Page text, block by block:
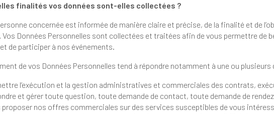
finalités vos données sont-elles collectées ?
concernée est informée de manière claire et précise, de la finalité et de l’objectif recherché par la collecte et le Traitement de ses
sont collectées et traitées afin de vous permettre de bénéficier de nos offres de services, d’exécuter nos
contrats et de participer à nos événements.
et gérer toute question, toute demande de contact, toute demande de
nos offres commerciales sur des services susceptibles de vous intéresser, la participation à nos événements,